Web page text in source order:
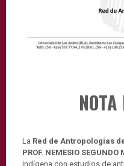
La Red de Antropologías
PROF. NEMESIO SEGUNDO
indígena con estudios de